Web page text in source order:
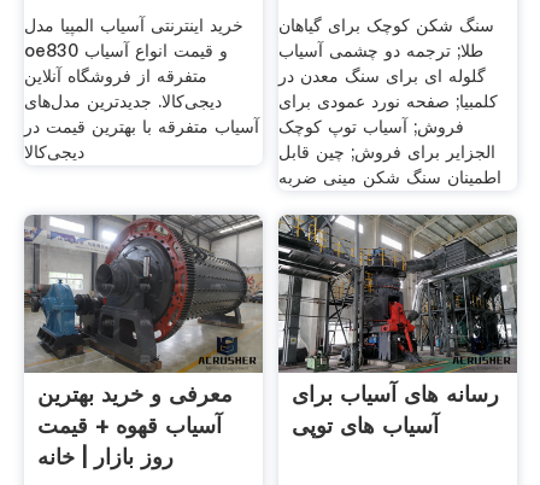
خرید اینترنتی آسیاب المپیا مدل
oe830 و قیمت انواع آسیاب
متفرقه از فروشگاه آنلاین
دیجی‌کالا. جدیدترین مدل‌های
آسیاب متفرقه با بهترین قیمت در
دیجی‌کالا
سنگ شکن کوچک برای گیاهان
طلا; ترجمه دو چشمی آسیاب
گلوله ای برای سنگ معدن در
کلمبیا; صفحه نورد عمودی برای
فروش; آسیاب توپ کوچک
الجزایر برای فروش; چین قابل
اطمینان سنگ شکن مینی ضربه
معرفی و خرید بهترین
آسیاب قهوه + قیمت
روز بازار | خانه
رسانه های آسیاب برای
آسیاب های توپی